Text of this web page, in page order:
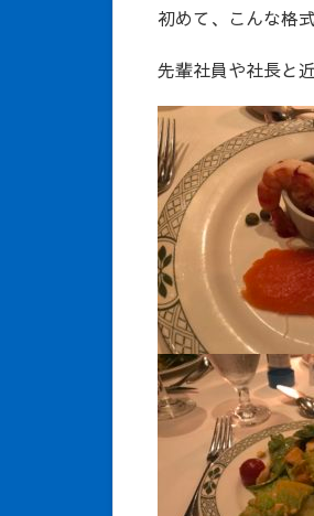
初めて、こんな格
先輩社員や社長と